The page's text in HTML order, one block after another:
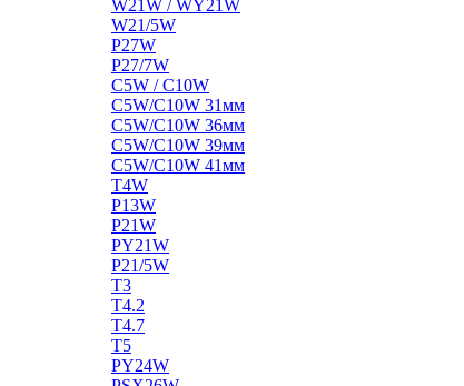
W21W / WY21W
W21/5W
P27W
P27/7W
C5W / C10W
C5W/C10W 31мм
C5W/C10W 36мм
C5W/C10W 39мм
C5W/C10W 41мм
T4W
P13W
P21W
PY21W
P21/5W
T3
T4.2
T4.7
T5
PY24W